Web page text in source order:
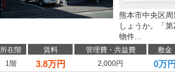
熊本市中央区
しょうか。「
物件...
所在階 賃料 管理費・共益費 敷金
1階
3.8万円 2,000円 0万円